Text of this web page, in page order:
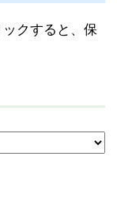
クすると、保